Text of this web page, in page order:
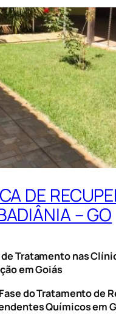
DE
– GO
Tratamento nas
em Goiás
do Tratamento de
Químicos em